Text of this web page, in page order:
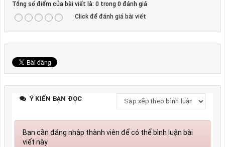
Tổng số điểm của bài viết là: 0 trong 0 đánh giá
Click để đánh giá bài viết
Ý KIẾN BẠN ĐỌC
Bạn cần đăng nhập thành viên để có thể bình luận bài
viết này